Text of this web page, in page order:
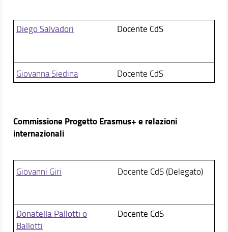
Diego Salvadori Docente CdS
Giovanna Siedina Docente CdS
Commissione Progetto Erasmus+ e relazioni
internazionali
Giovanni Giri Docente CdS (Delegato)
Donatella Pallotti o
Ballotti
Docente CdS